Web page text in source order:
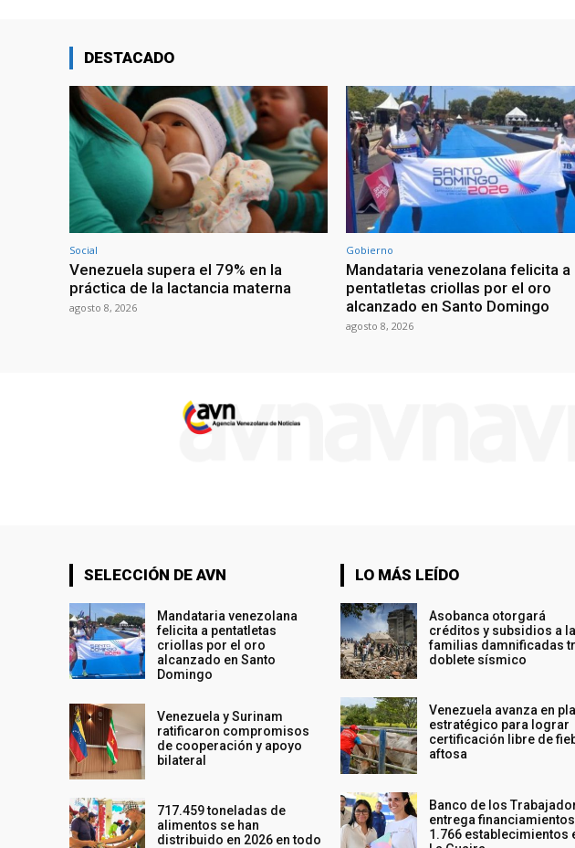
DESTACADO
Social
Venezuela supera el 79% en la
práctica de la lactancia materna
agosto 8, 2026
Gobierno
Mandataria venezolana felicita a
pentatletas criollas por el oro
alcanzado en Santo Domingo
agosto 8, 2026
SELECCIÓN DE AVN
Mandataria venezolana
felicita a pentatletas
criollas por el oro
alcanzado en Santo
Domingo
Venezuela y Surinam
ratificaron compromisos
de cooperación y apoyo
bilateral
717.459 toneladas de
alimentos se han
distribuido en 2026 en todo
LO MÁS LEÍDO
Asobanca otorgará
créditos y subsidios a
familias damnificadas
doblete sísmico
Venezuela avanza en
estratégico para lograr
certificación libre de
aftosa
Banco de los
entrega
1.766 establecimientos